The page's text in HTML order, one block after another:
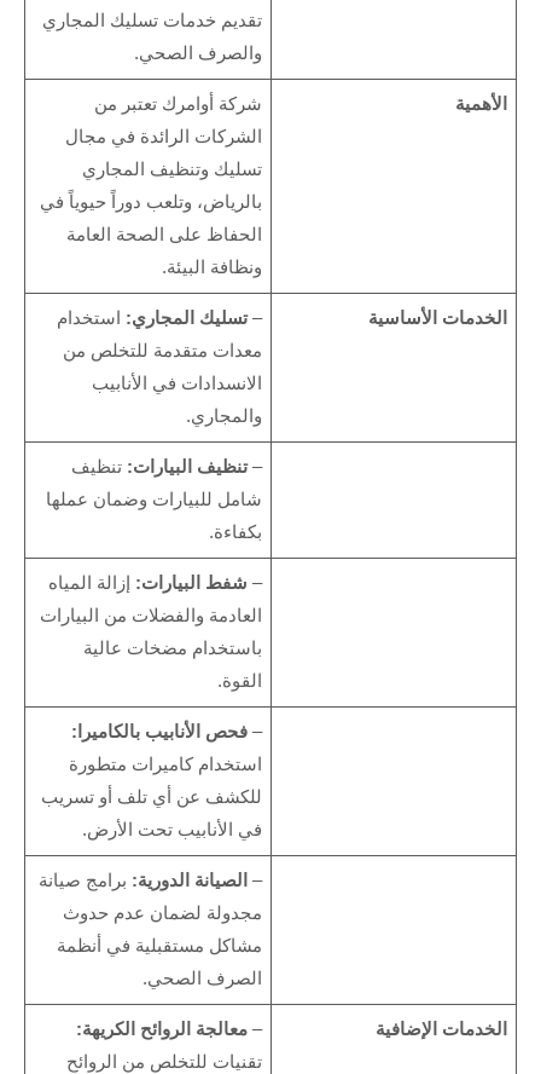
تقديم خدمات تسليك المجاري
والصرف الصحي.
الأهمية
شركة أوامرك تعتبر من
الشركات الرائدة في مجال
تسليك وتنظيف المجاري
بالرياض، وتلعب دوراً حيوياً في
الحفاظ على الصحة العامة
ونظافة البيئة.
الخدمات الأساسية –تسليك المجاري: استخدام
معدات متقدمة للتخلص من
الانسدادات في الأنابيب
والمجاري.
–تنظيف البيارات: تنظيف
شامل للبيارات وضمان عملها
بكفاءة.
– شفط البيارات: إزالة المياه
العادمة والفضلات من البيارات
باستخدام مضخات عالية
القوة.
–فحص الأنابيب بالكاميرا:
استخدام كاميرات متطورة
للكشف عن أي تلف أو تسريب
في الأنابيب تحت الأرض.
– الصيانة الدورية: برامج صيانة
مجدولة لضمان عدم حدوث
مشاكل مستقبلية في أنظمة
الصرف الصحي.
الخدمات الإضافية –معالجة الروائح الكريهة:
تقنيات للتخلص من الروائح